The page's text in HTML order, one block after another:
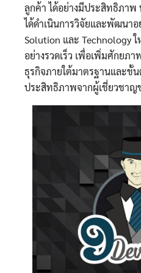
ลูกค้า ได้อย่างมีประสิทธิภา
ได้ดำเนินการวิจัยและพัฒนาอ
Solution และ Technology
อย่างรวดเร็ว เพื่อเพิ่มศักยภ
ธุรกิจภายใต้มาตรฐานและขั้
ประสิทธิภาพจากผู้เชี่ยวชาญ